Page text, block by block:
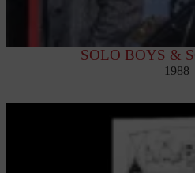
SOLO BOYS &
1988